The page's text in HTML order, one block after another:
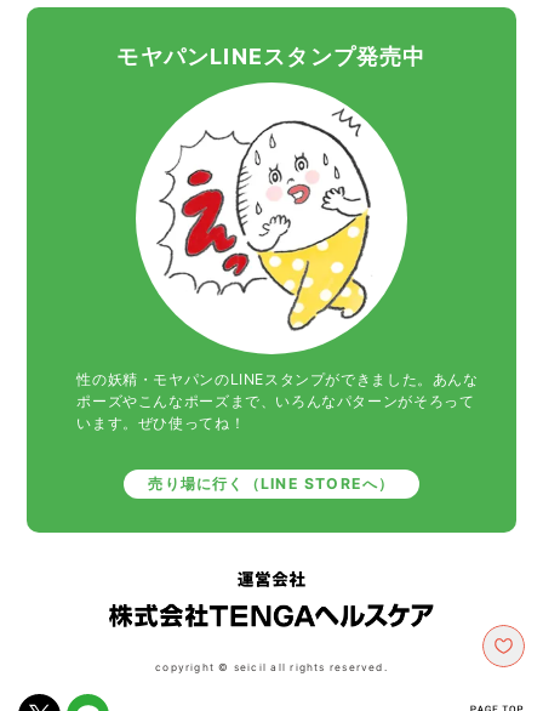
モヤパンLINEスタンプ発売中
性の妖精・モヤパンのLINEスタンプができました。あんな
ポーズやこんなポーズまで、いろんなパターンがそろって
います。ぜひ使ってね！
売り場に行く（LINE STOREへ）
copyright © seicil all rights reserved.